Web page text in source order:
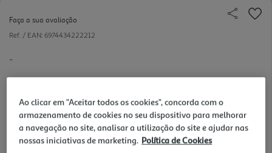
Faça a sua avaliação
Ref. / EAN: 6974434222212
-
69,99 €
Ao clicar em "Aceitar todos os cookies", concorda com o
armazenamento de cookies no seu dispositivo para melhorar
a navegação no site, analisar a utilização do site e ajudar nas
nossas iniciativas de marketing. Política de Cookies